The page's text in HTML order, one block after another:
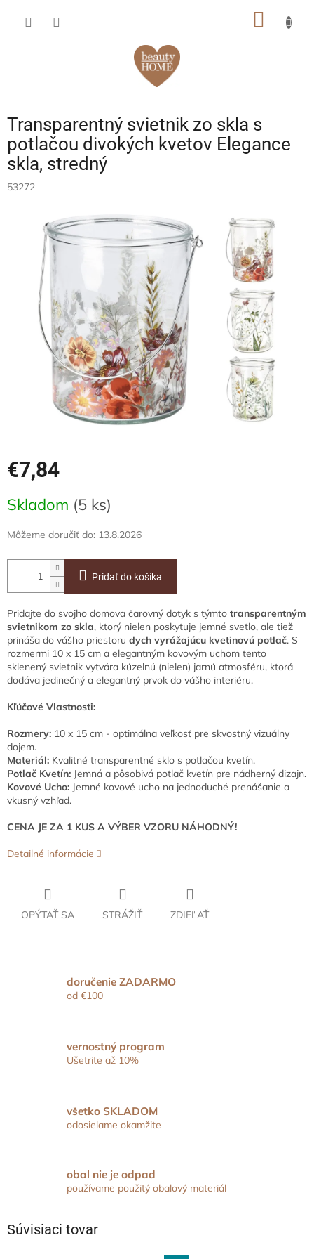
Transparentný svietnik zo skla s
potlačou divokých kvetov Elegance
skla, stredný
53272
€7,84
cena:
Skladom (5 ks)
Môžeme doručiť do: 13.8.2026
Pridať do košíka
Pridajte do svojho domova čarovný dotyk s týmto transparentným
svietnikom zo skla, ktorý nielen poskytuje jemné svetlo, ale tiež
prináša do vášho priestoru dych vyrážajúcu kvetinovú potlač. S
rozmermi 10 x 15 cm a elegantným kovovým uchom tento
sklenený svietnik vytvára kúzelnú (nielen) jarnú atmosféru, ktorá
dodáva jedinečný a elegantný prvok do vášho interiéru.
Kľúčové Vlastnosti:
Rozmery: 10 x 15 cm - optimálna veľkosť pre skvostný vizuálny
dojem.
Materiál: Kvalitné transparentné sklo s potlačou kvetín.
Potlač Kvetín: Jemná a pôsobivá potlač kvetín pre nádherný dizajn.
Kovové Ucho: Jemné kovové ucho na jednoduché prenášanie a
vkusný vzhľad.
CENA JE ZA 1 KUS A VÝBER VZORU NÁHODNÝ!
Detailné informácie
OPÝTAŤ SA STRÁŽIŤ ZDIEĽAŤ
doručenie ZADARMO
od €100
vernostný program
Ušetrite až 10%
všetko SKLADOM
odosielame okamžite
obal nie je odpad
používame použitý obalový materiál
Súvisiaci tovar